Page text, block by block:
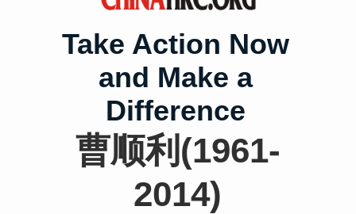
Take Action Now
and Make a
Difference
曹顺利(1961-
2014)